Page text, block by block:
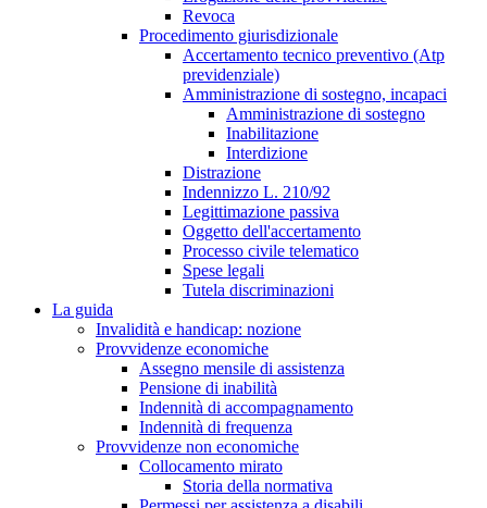
Revoca
Procedimento giurisdizionale
Accertamento tecnico preventivo (Atp
previdenziale)
Amministrazione di sostegno, incapaci
Amministrazione di sostegno
Inabilitazione
Interdizione
Distrazione
Indennizzo L. 210/92
Legittimazione passiva
Oggetto dell'accertamento
Processo civile telematico
Spese legali
Tutela discriminazioni
La guida
Invalidità e handicap: nozione
Provvidenze economiche
Assegno mensile di assistenza
Pensione di inabilità
Indennità di accompagnamento
Indennità di frequenza
Provvidenze non economiche
Collocamento mirato
Storia della normativa